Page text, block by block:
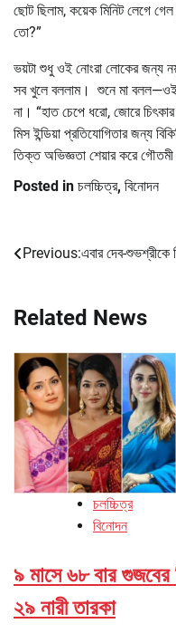
ছোট ছিলাম, কয়েক মিনিট লেগে
তো?”
ভয়টা শুধু ওই নোংরা লোকের জন্য
সব খুলে বললাম। শুনে মা বলল—ওই
না। “হাত চেপে ধরো, জোরে
মিস ইন্ডিয়া প্রতিযোগিতার জন্য
তিক্ত অভিজ্ঞতা শেয়ার করে
Posted in চলচ্চিত্র, বিনোদন
Post
Previous:এবার দেব-শুভশ্রীকে
Related News
চলচ্চিত্র
বিনোদন
৯ মাসে ৬৮ বার গুজবের
২৯ নারী তারকা